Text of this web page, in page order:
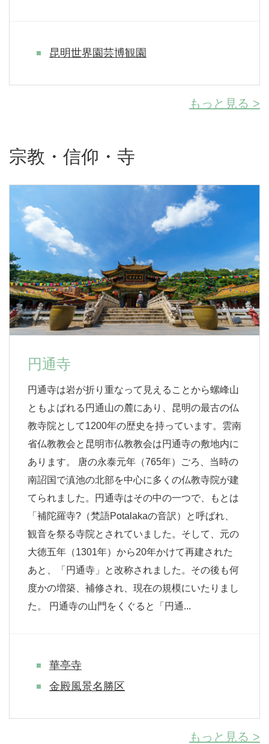
昆明世界園芸博観園
もっと見る >
宗教・信仰・寺
円通寺
円通寺は岩が折り重なって見えることから螺峰山
ともよばれる円通山の麓にあり、昆明の最古の仏
教寺院として1200年の歴史を持っています。雲南
省仏教教会と昆明市仏教教会は円通寺の敷地内に
あります。 唐の永泰元年（765年）ごろ、当時の
南詔国で滇池の北部を中心に多くの仏教寺院が建
てられました。円通寺はその中の一つで、もとは
「補陀羅寺?（梵語Potalakaの音訳）と呼ばれ、
観音を祭る寺院とされていました。そして、元の
大徳五年（1301年）から20年かけて再建された
あと、「円通寺」と改称されました。その後も何
度かの増築、補修され、現在の規模にいたりまし
た。 円通寺の山門をくぐると「円通...
華亭寺
金殿風景名勝区
もっと見る >